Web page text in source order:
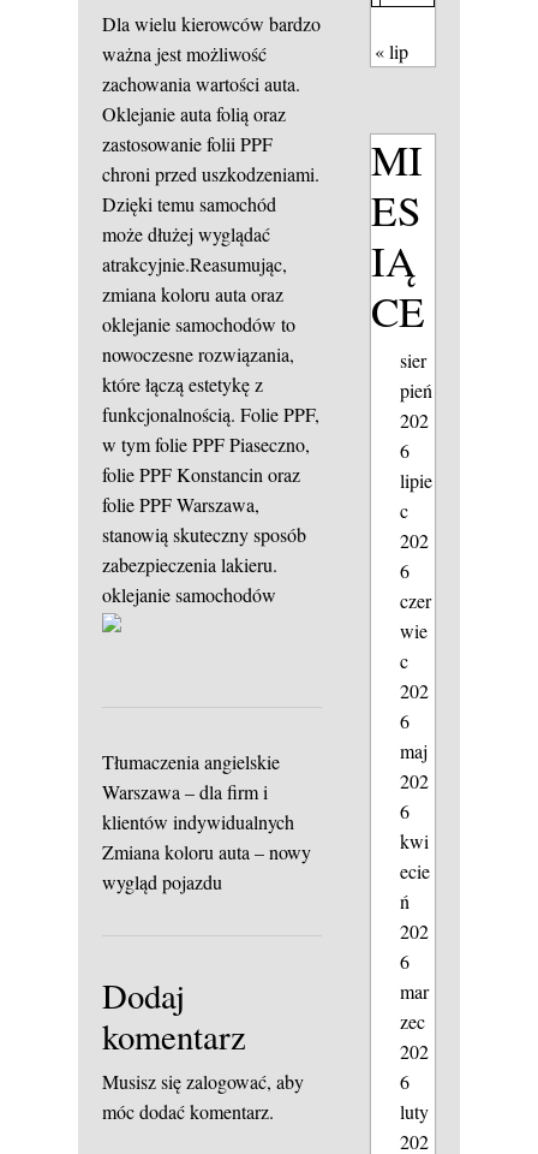
Dla wielu kierowców bardzo
ważna jest możliwość
zachowania wartości auta.
Oklejanie auta folią oraz
zastosowanie folii PPF
chroni przed uszkodzeniami.
Dzięki temu samochód
może dłużej wyglądać
atrakcyjnie.Reasumując,
zmiana koloru auta oraz
oklejanie samochodów to
nowoczesne rozwiązania,
które łączą estetykę z
funkcjonalnością. Folie PPF,
w tym folie PPF Piaseczno,
folie PPF Konstancin oraz
folie PPF Warszawa,
stanowią skuteczny sposób
zabezpieczenia lakieru.
oklejanie samochodów
Tłumaczenia angielskie
Warszawa – dla firm i
klientów indywidualnych
Zmiana koloru auta – nowy
wygląd pojazdu
Dodaj
komentarz
Musisz sięzalogować, aby
móc dodać komentarz.
« lip
MI
ES
IĄ
CE
sier
pień
202
6
lipie
c
202
6
czer
wie
c
202
6
maj
202
6
kwi
ecie
ń
202
6
mar
zec
202
6
luty
202